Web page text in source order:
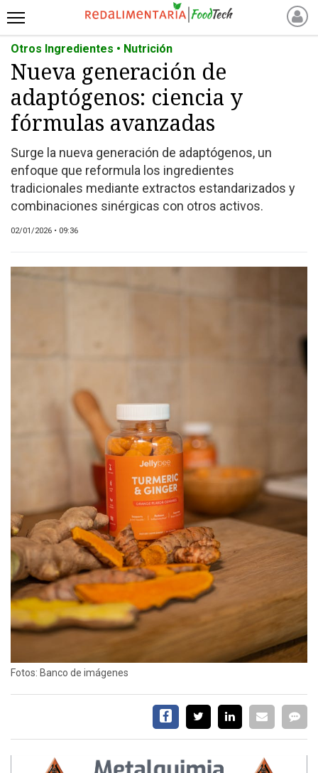
INICIO
NOTICIAS RECIENTES
NOTICIAS
PROTEÍNAS
ANIMAL FREE
FOODTECH
OTROS INGREDIENTES
DIRECTORIO
TÉRMINOS
Y
CONDICIONES
POLÍTICAS
DE
PRIVACIDAD
MAPA
DEL
Otros Ingredientes • Nutrición
Nueva generación de
adaptógenos: ciencia y
fórmulas avanzadas
Surge la nueva generación de adaptógenos, un
enfoque que reformula los ingredientes
tradicionales mediante extractos estandarizados y
combinaciones sinérgicas con otros activos.
02/01/2026 • 09:36
Fotos: Banco de imágenes